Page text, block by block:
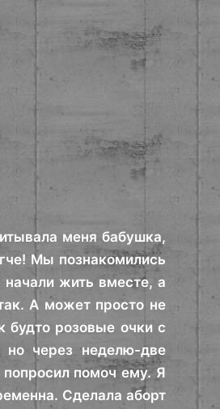
меня бабушка,
Мы познакомились
жить вместе, а
А может просто не
будто розовые очки с
но через неделю-две
попросил помоч ему. Я
Сделала аборт